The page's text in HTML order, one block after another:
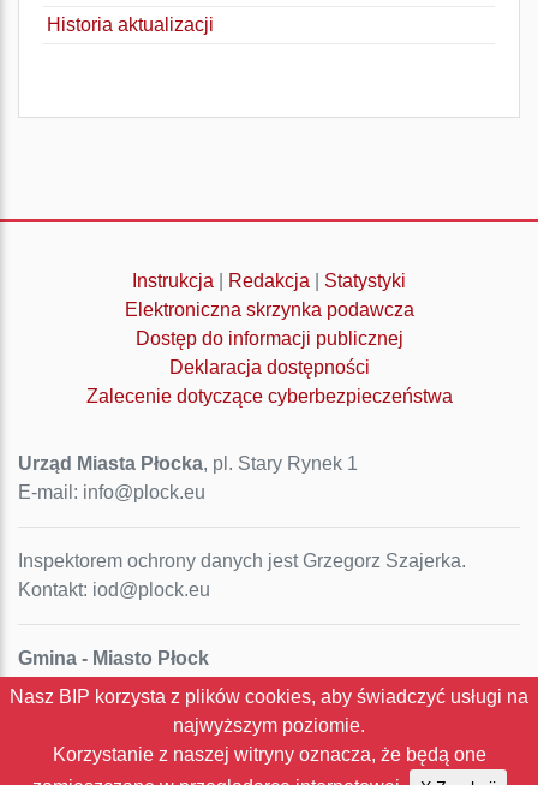
Historia aktualizacji
Instrukcja Redakcja
Statystyki
Elektroniczna skrzynka podawcza
Dostęp do informacji publicznej
Deklaracja dostępności
Zalecenie dotyczące cyberbezpieczeństwa
Urząd Miasta Płocka, pl. Stary Rynek 1
E-mail: info@plock.eu
Inspektorem ochrony danych jest Grzegorz Szajerka.
Kontakt: iod@plock.eu
Gmina - Miasto Płock
Pl. Stary Rynek 1
NIP: 774-31-35-712
Nasz BIP korzysta z plików cookies, aby świadczyć usługi na
najwyższym poziomie.
Korzystanie z naszej witryny oznacza, że będą one